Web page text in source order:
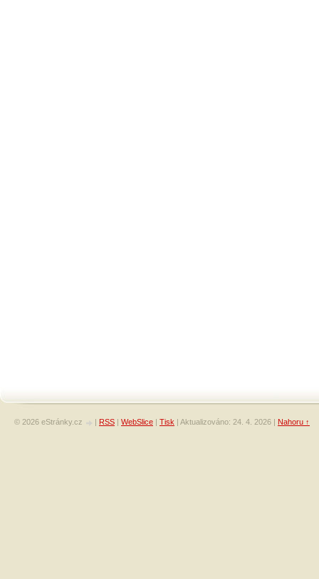
© 2026 eStránky.cz | RSS | WebSlice | Tisk | Aktualizováno: 24. 4. 2026 | Nahoru ↑